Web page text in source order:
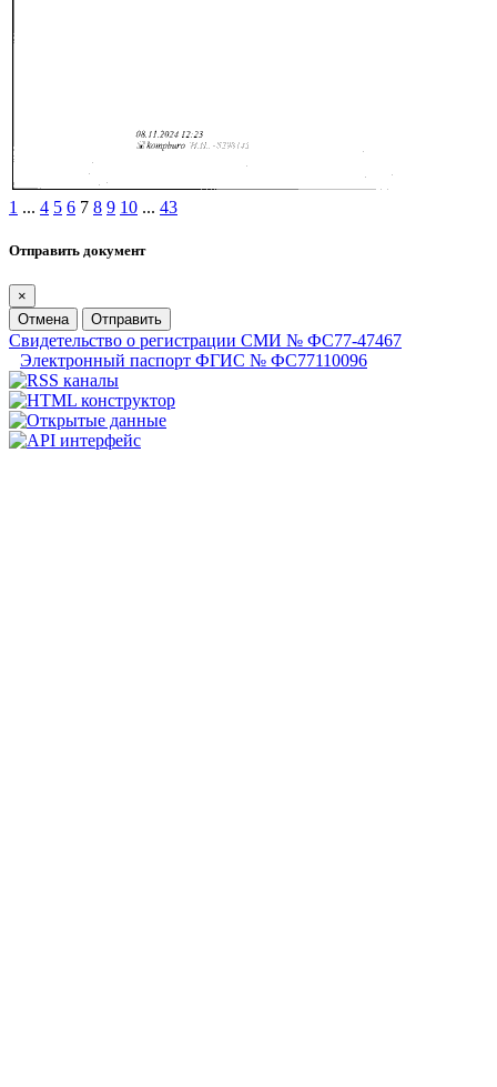
1 ... 4 5 6 7 8 9 10 ... 43
Отправить документ
×
Отмена
Отправить
Свидетельство о регистрации СМИ № ФС77-47467
Электронный паспорт ФГИС № ФС77110096